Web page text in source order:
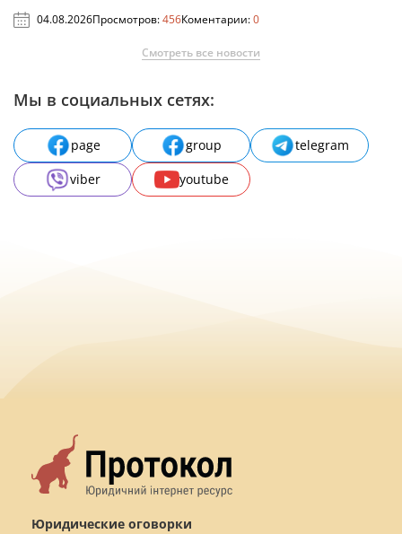
04.08.2026Просмотров:456Коментарии:0
Смотреть все новости
Мы в социальных сетях:
page group
telegram
viber
youtube
Юридические оговорки